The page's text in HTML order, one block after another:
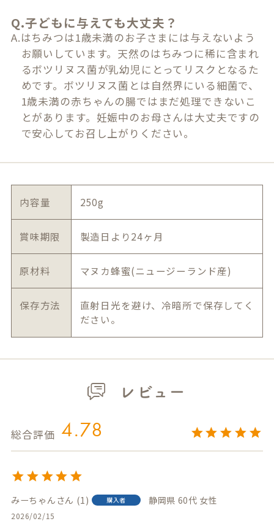
Q.子どもに与えても大丈夫？
A.はちみつは1歳未満のお子さまには与えないよう
お願いしています。天然のはちみつに稀に含まれ
るボツリヌス菌が乳幼児にとってリスクとなるた
めです。ボツリヌス菌とは自然界にいる細菌で、
1歳未満の赤ちゃんの腸ではまだ処理できないこ
とがあります。妊娠中のお母さんは大丈夫ですの
で安心してお召し上がりください。
内容量 250g
賞味期限 製造日より24ヶ月
原材料 マヌカ蜂蜜(ニュージーランド産)
保存方法
直射日光を避け、冷暗所で保存してく
ださい。
レビュー
4.78
みーちゃん 1 購入者 静岡県 60代 女性
2026/02/15